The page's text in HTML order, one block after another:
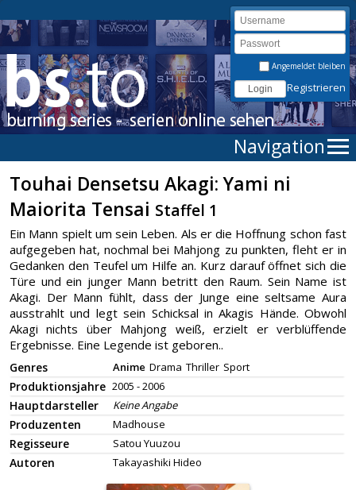
Angemeldet bleiben
Registrieren
Navigation
Touhai Densetsu Akagi: Yami ni
Maiorita Tensai Staffel 1
Ein Mann spielt um sein Leben. Als er die Hoffnung schon fast
aufgegeben hat, nochmal bei Mahjong zu punkten, fleht er in
Gedanken den Teufel um Hilfe an. Kurz darauf öffnet sich die
Türe und ein junger Mann betritt den Raum. Sein Name ist
Akagi. Der Mann fühlt, dass der Junge eine seltsame Aura
ausstrahlt und legt sein Schicksal in Akagis Hände. Obwohl
Akagi nichts über Mahjong weiß, erzielt er verblüffende
Ergebnisse. Eine Legende ist geboren..
Genres Anime Drama Thriller Sport
Produktionsjahre 2005 - 2006
Hauptdarsteller Keine Angabe
Produzenten Madhouse
Regisseure Satou Yuuzou
Autoren Takayashiki Hideo